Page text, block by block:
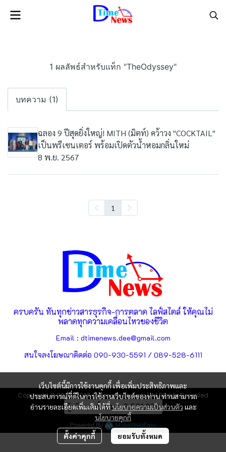
1 ผลลัพธ์สำหรับแท็ก "TheOdyssey"
บทความ (1)
ฉลอง 9 ปีสุดยิ่งใหญ่! MITH (มิตท์) คว้าวง "COCKTAIL"
เป็นพรีเซนเตอร์ พร้อมเปิดตัวน้ำหอมกลิ่นใหม่
8 พ.ย. 2567
1
เว็บไซต์นี้มีการใช้งานคุกกี้ เพื่อเพิ่มประสิทธิภาพและ
ประสบการณ์ที่ดีในการใช้งานเว็บไซต์ของท่าน ท่านสามารถ
อ่านรายละเอียดเพิ่มเติมได้ที่นโยบายความเป็นส่วนตัว และ
นโยบายคุกกี้
ตั้งค่าคุกกี้ ยอมรับทั้งหมด
ครบครัน ทันทุกข่าวสารธุรกิจ-การตลาด ไลฟ์สไตล์ ให้คุณไม่
พลาดทุกความเคลื่อนไหวของชีวิต
Email : dtimenews.dee@gmail.com
สนใจลงโฆษณาติดต่อ 090-930-5591 / 089-528-6111
Copyright © 2025-2026 | dtimenews.com | All Rights Reserved
ผู้เข้าชมทั้งหมด3,561,876
Powered By MakeWebEasy